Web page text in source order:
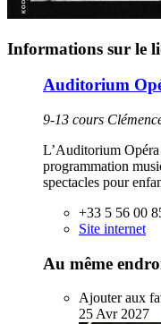
Informations sur le
Auditorium
9-13 cours
L’Auditorium
programmation
spectacles pour
+33 5 56 00
Site internet
Au même
Ajouter aux
25Avr 2027